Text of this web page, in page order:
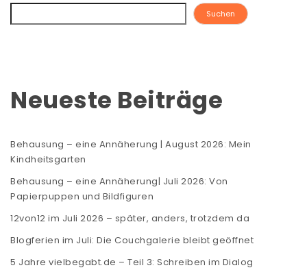
Suchen
Neueste Beiträge
Behausung – eine Annäherung | August 2026: Mein
Kindheitsgarten
Behausung – eine Annäherung| Juli 2026: Von
Papierpuppen und Bildfiguren
12von12 im Juli 2026 – später, anders, trotzdem da
Blogferien im Juli: Die Couchgalerie bleibt geöffnet
5 Jahre vielbegabt.de – Teil 3: Schreiben im Dialog